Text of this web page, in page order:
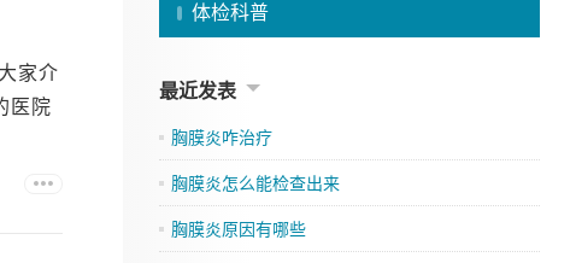
家介
医院
体检科普
最近发表
胸膜炎咋治疗
胸膜炎怎么能检查出来
胸膜炎原因有哪些